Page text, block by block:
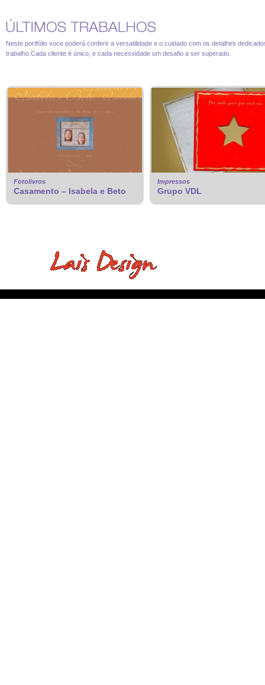
Neste portfólio voce poderá conferir a versatilidade e o cuidado com os detalhes
trabalho.Cada cliente é único, e cada necessidade um desafio a ser superado.
Fotolivros
Casamento – Isabela e Beto
Impressos
Grupo VDL